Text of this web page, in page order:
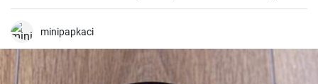
Este plato de patatas de sabor exquisito es en realidad muy sencillo
cocinar con mi familia los fines de semana, cuando podemos
¡tendrás una sabrosa receta de guarnición en tu repertorio culinario
en un abrir y cerrar de ojos!
minipapkaci